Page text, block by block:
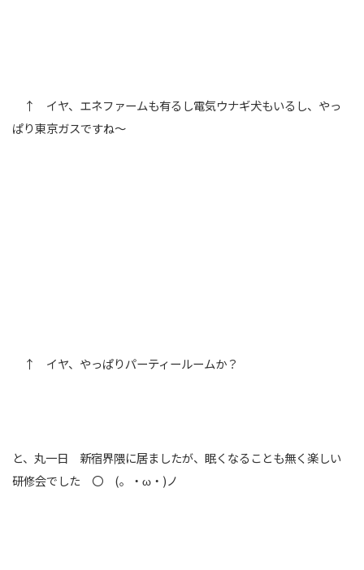
↑ イヤ、エネファームも有るし電気ウナギ犬もいるし、やっ
ぱり東京ガスですね～
↑ イヤ、やっぱりパーティールームか？
と、丸一日 新宿界隈に居ましたが、眠くなることも無く楽しい
研修会でした 〇 (。・ω・)ノ